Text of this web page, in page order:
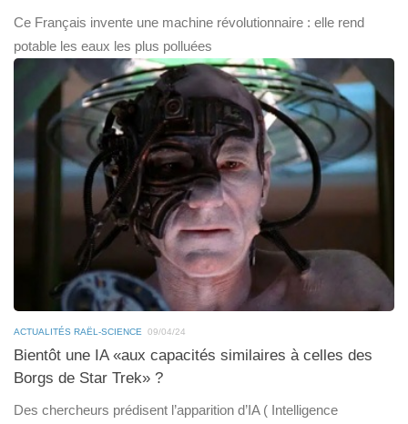
Ce Français invente une machine révolutionnaire : elle rend
potable les eaux les plus polluées
ACTUALITÉS RAËL-SCIENCE 09/04/24
Bientôt une IA «aux capacités similaires à celles des
Borgs de Star Trek» ?
Des chercheurs prédisent l’apparition d’IA ( Intelligence